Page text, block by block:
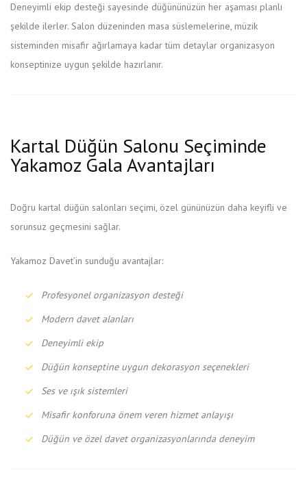
Deneyimli ekip desteği sayesinde düğününüzün her aşaması planlı
şekilde ilerler. Salon düzeninden masa süslemelerine, müzik
sisteminden misafir ağırlamaya kadar tüm detaylar organizasyon
konseptinize uygun şekilde hazırlanır.
Kartal Düğün Salonu Seçiminde
Yakamoz Gala Avantajları
Doğru kartal düğün salonları seçimi, özel gününüzün daha keyifli ve
sorunsuz geçmesini sağlar.
Yakamoz Davet’in sunduğu avantajlar:
Profesyonel organizasyon desteği
Modern davet alanları
Deneyimli ekip
Düğün konseptine uygun dekorasyon seçenekleri
Ses ve ışık sistemleri
Misafir konforuna önem veren hizmet anlayışı
Düğün ve özel davet organizasyonlarında deneyim